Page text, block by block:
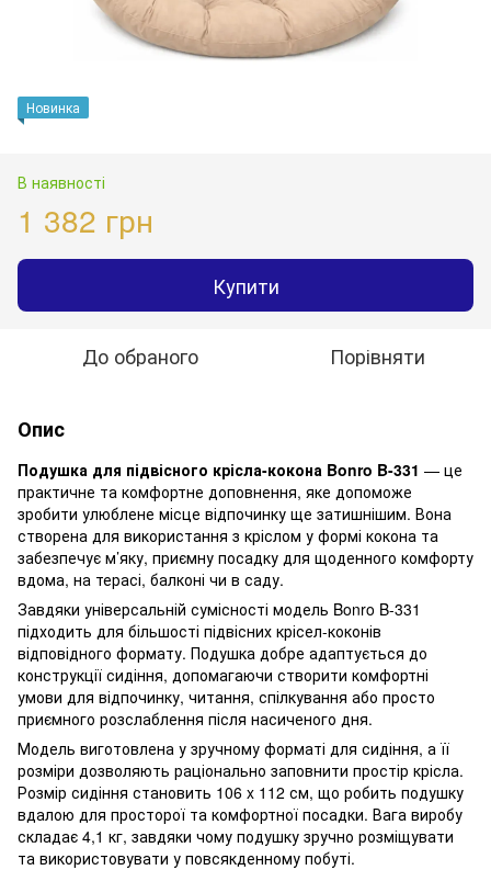
Новинка
В наявності
1 382 грн
Купити
До обраного Порівняти
Опис
Подушка для підвісного крісла-кокона Bonro B-331 — це
практичне та комфортне доповнення, яке допоможе
зробити улюблене місце відпочинку ще затишнішим. Вона
створена для використання з кріслом у формі кокона та
забезпечує м’яку, приємну посадку для щоденного комфорту
вдома, на терасі, балконі чи в саду.
Завдяки універсальній сумісності модель Bonro B-331
підходить для більшості підвісних крісел-коконів
відповідного формату. Подушка добре адаптується до
конструкції сидіння, допомагаючи створити комфортні
умови для відпочинку, читання, спілкування або просто
приємного розслаблення після насиченого дня.
Модель виготовлена у зручному форматі для сидіння, а її
розміри дозволяють раціонально заповнити простір крісла.
Розмір сидіння становить 106 x 112 см, що робить подушку
вдалою для просторої та комфортної посадки. Вага виробу
складає 4,1 кг, завдяки чому подушку зручно розміщувати
та використовувати у повсякденному побуті.